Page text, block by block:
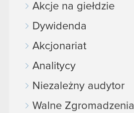
Akcje na giełdzie
Dywidenda
Akcjonariat
Analitycy
Niezależny audytor
Walne Zgromadzenia